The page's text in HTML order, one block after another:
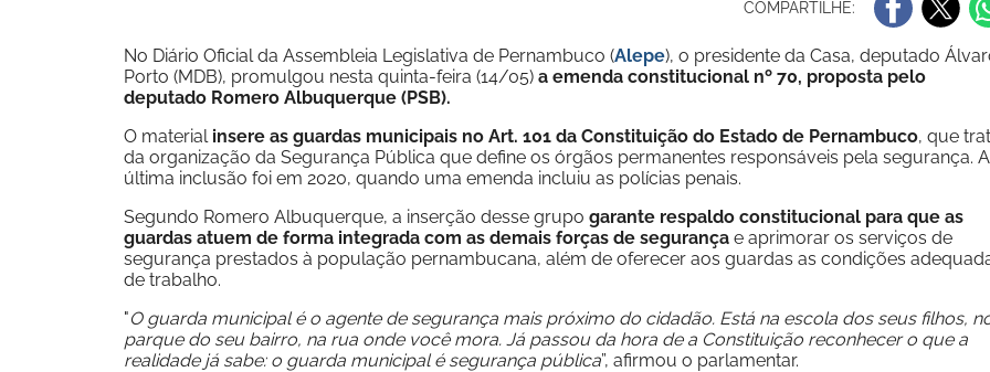
COMPARTILHE:
No Diário Oficial da Assembleia Legislativa de Pernambuco (Alepe), o presidente da Casa, deputado
Porto (MDB), promulgou nesta quinta-feira (14/05) a emenda constitucional nº 70, proposta pelo
deputado Romero Albuquerque (PSB).
O material insere as guardas municipais no Art. 101 da Constituição do Estado de Pernambuco, que
da organização da Segurança Pública que define os órgãos permanentes responsáveis pela segurança. A
última inclusão foi em 2020, quando uma emenda incluiu as polícias penais.
Segundo Romero Albuquerque, a inserção desse grupo garante respaldo constitucional para que as
guardas atuem de forma integrada com as demais forças de segurança e aprimorar os serviços de
segurança prestados à população pernambucana, além de oferecer aos guardas as condições
de trabalho.
"O guarda municipal é o agente de segurança mais próximo do cidadão. Está na escola dos seus filhos,
parque do seu bairro, na rua onde você mora. Já passou da hora de a Constituição reconhecer o que a
realidade já sabe: o guarda municipal é segurança pública”, afirmou o parlamentar.